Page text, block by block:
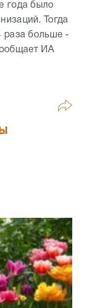
года было
Тогда
раза больше -
ИА